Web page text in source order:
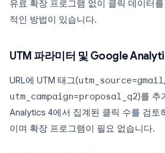
유료 확장 프로그램 없이 클릭 데이터
적인 방법이 있습니다.
UTM 파라미터 및 Google
URL에 UTM 태그(utm_source=gmail,
utm_campaign=proposal_q2)를 추
Analytics 4에서 집계된 클릭 수를 검토
이며 확장 프로그램이 필요 없습니다.